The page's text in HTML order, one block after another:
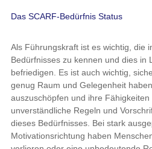
Das SCARF-Bedürfnis Status
Als Führungskraft ist es wichtig, die
Bedürfnisses zu kennen und dies in
befriedigen. Es ist auch wichtig,
genug Raum und Gelegenheit
auszuschöpfen und ihre
unverständliche Regeln und
dieses Bedürfnisses. Bei stark
Motivationsrichtung haben